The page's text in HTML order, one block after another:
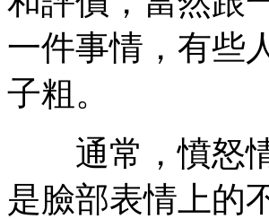
一件事情，有些
子粗。
通常，憤怒情
是臉部表情上的